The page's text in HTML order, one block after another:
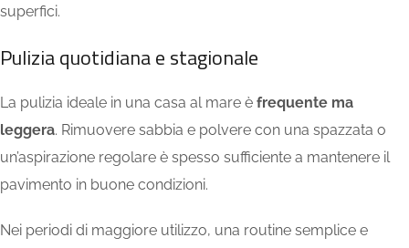
superfici.
Pulizia quotidiana e stagionale
La pulizia ideale in una casa al mare è frequente ma
leggera. Rimuovere sabbia e polvere con una spazzata o
un’aspirazione regolare è spesso sufficiente a mantenere il
pavimento in buone condizioni.
Nei periodi di maggiore utilizzo, una routine semplice e